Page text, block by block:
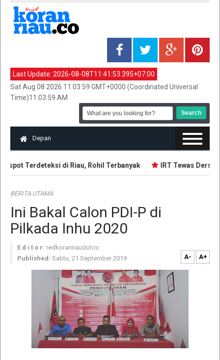
Last Update: 2026-08-08T11:41:53.395+07:00
Sat Aug 08 2026 11:03:59 GMT+0000 (Coordinated Universal
Time)11:03:59 AM
Depan
Terdeteksi di Riau, Rohil Terbanyak IRT Tewas
BERITA UTAMA
Ini Bakal Calon PDI-P di
Pilkada Inhu 2020
E d i t o r: redkoranriaudotco
Published: Sabtu, 21 September 2019 A- A+